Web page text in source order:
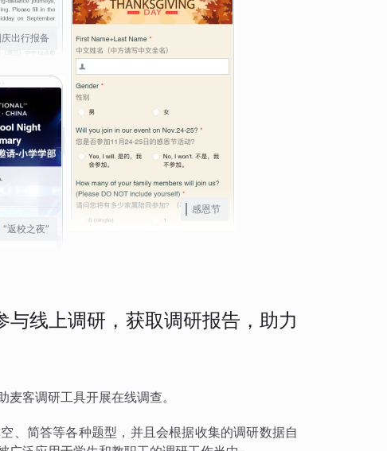
庆出行报备
“返校之夜”
感恩节
线上调研，获取调研报告，助力
客调研工具开展在线调查。
、简答等各种题型，并且会根据收集的调研数据自